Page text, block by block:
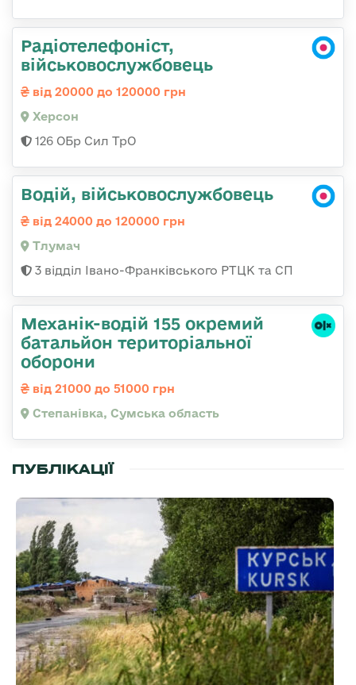
Радіотелефоніст,
військовослужбовець
від 20000 до 120000 грн
Херсон
126 ОБр Сил ТрО
Водій, військовослужбовець
від 24000 до 120000 грн
Тлумач
3 відділ Івано-Франківського РТЦК та СП
Механік-водій 155 окремий
батальйон територіальної
оборони
від 21000 до 51000 грн
Степанівка, Сумська область
ПУБЛІКАЦІЇ